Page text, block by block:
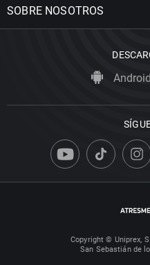
SOBRE NOSOTROS
Android
Copyright © Uniprex,
San Sebastián de